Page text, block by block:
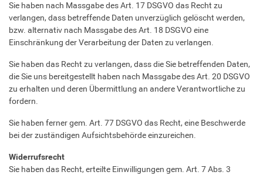
Sie haben nach Massgabe des Art. 17 DSGVO das Recht zu
verlangen, dass betreffende Daten unverzüglich gelöscht werden,
bzw. alternativ nach Massgabe des Art. 18 DSGVO eine
Einschränkung der Verarbeitung der Daten zu verlangen.
Sie haben das Recht zu verlangen, dass die Sie betreffenden Daten,
die Sie uns bereitgestellt haben nach Massgabe des Art. 20 DSGVO
zu erhalten und deren Übermittlung an andere Verantwortliche zu
fordern.
Sie haben ferner gem. Art. 77 DSGVO das Recht, eine Beschwerde
bei der zuständigen Aufsichtsbehörde einzureichen.
Widerrufsrecht
Sie haben das Recht, erteilte Einwilligungen gem. Art. 7 Abs. 3